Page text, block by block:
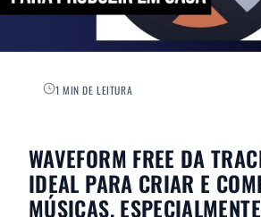
1 MIN DE LEITURA
WAVEFORM FREE DA
IDEAL PARA CRIAR E
MÚSICAS,